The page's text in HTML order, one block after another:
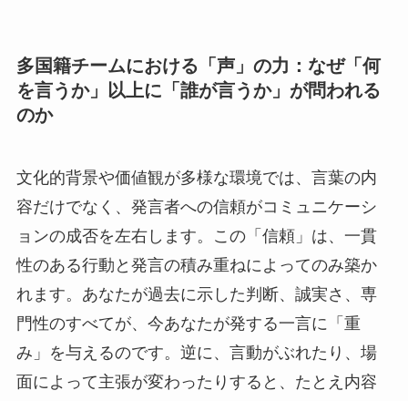
多国籍チームにおける「声」の力：なぜ「何
を言うか」以上に「誰が言うか」が問われる
のか
文化的背景や価値観が多様な環境では、言葉の内
容だけでなく、発言者への信頼がコミュニケーシ
ョンの成否を左右します。この「信頼」は、一貫
性のある行動と発言の積み重ねによってのみ築か
れます。あなたが過去に示した判断、誠実さ、専
門性のすべてが、今あなたが発する一言に「重
み」を与えるのです。逆に、言動がぶれたり、場
面によって主張が変わったりすると、たとえ内容